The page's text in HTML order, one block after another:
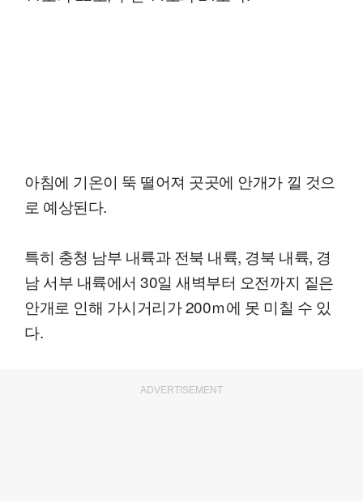
아침에 기온이 뚝 떨어져 곳곳에 안개가 낄 것으
로 예상된다.
특히 충청 남부 내륙과 전북 내륙, 경북 내륙, 경
남 서부 내륙에서 30일 새벽부터 오전까지 짙은
안개로 인해 가시거리가 200ｍ에 못 미칠 수 있
다.
ADVERTISEMENT